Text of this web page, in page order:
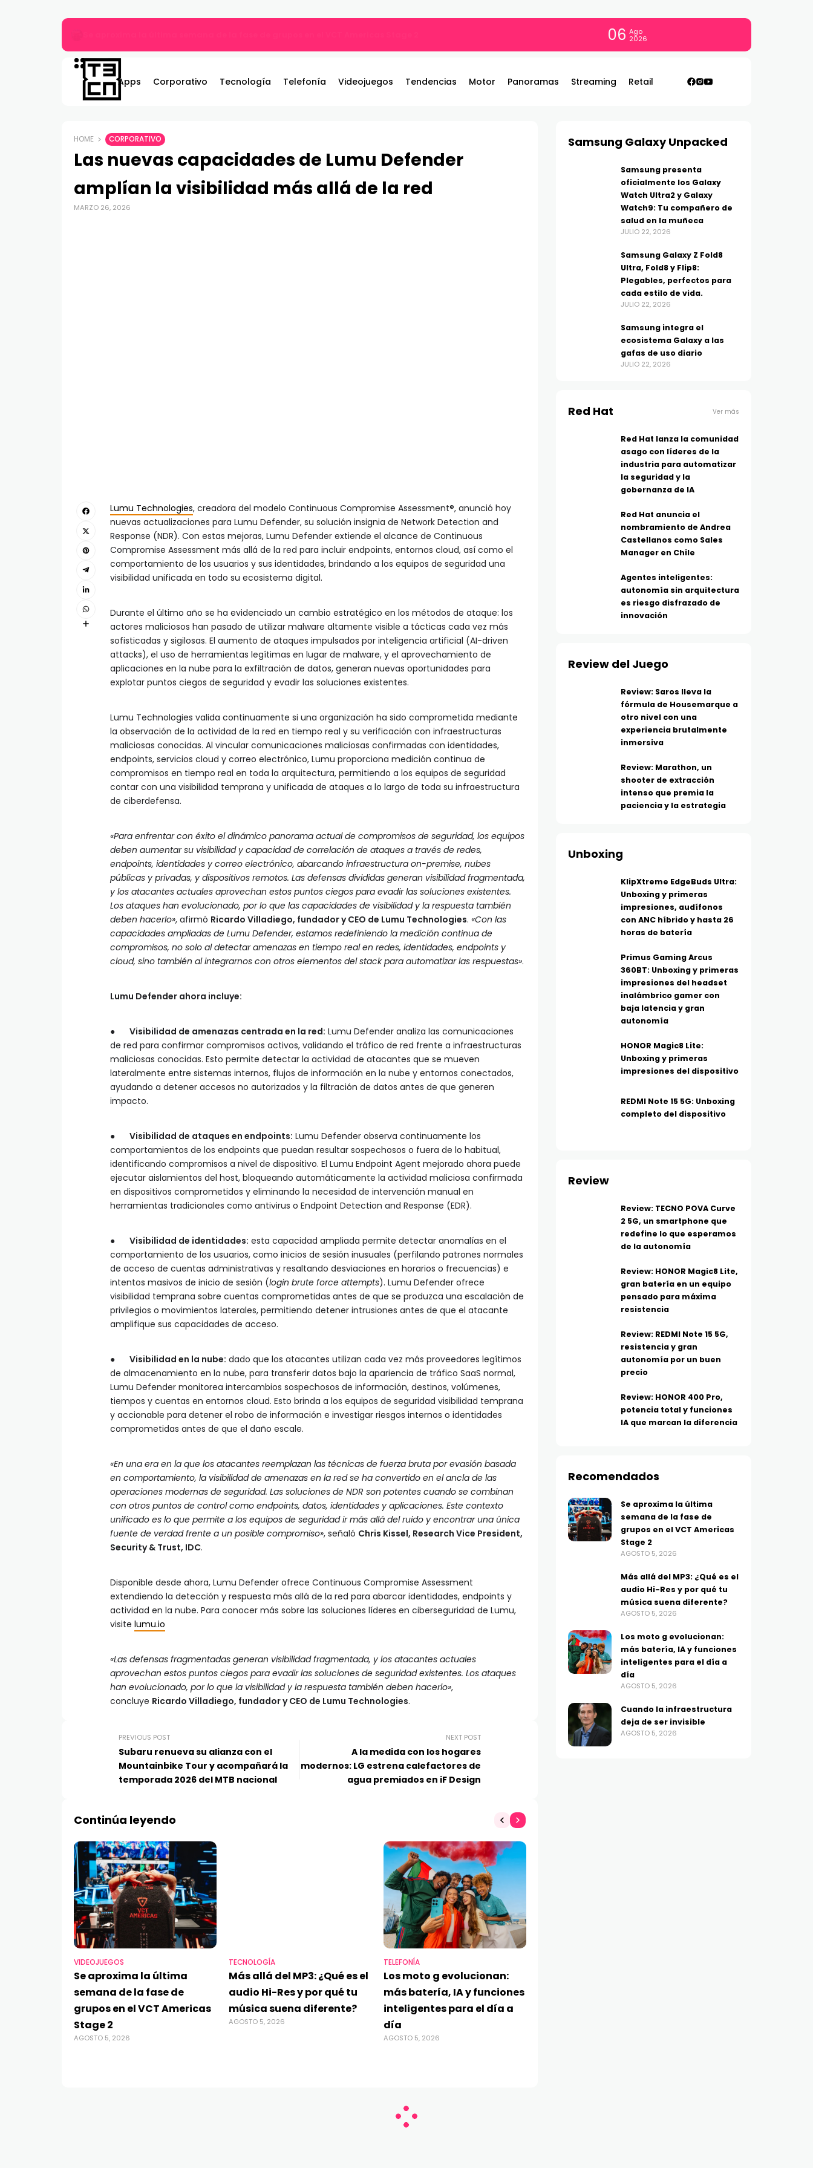
06 Ago
2026
Apps Corporativo Tecnología Telefonía Videojuegos Tendencias Motor Panoramas Streaming Retail
HOME CORPORATIVO
Las nuevas capacidades de Lumu Defender
amplían la visibilidad más allá de la red
MARZO 26, 2026
Lumu Technologies, creadora del modelo Continuous Compromise Assessment®, anunció hoy
nuevas actualizaciones para Lumu Defender, su solución insignia de Network Detection and
Response (NDR). Con estas mejoras, Lumu Defender extiende el alcance de Continuous
Compromise Assessment más allá de la red para incluir endpoints, entornos cloud, así como el
comportamiento de los usuarios y sus identidades, brindando a los equipos de seguridad una
visibilidad unificada en todo su ecosistema digital.
Durante el último año se ha evidenciado un cambio estratégico en los métodos de ataque: los
actores maliciosos han pasado de utilizar malware altamente visible a tácticas cada vez más
sofisticadas y sigilosas. El aumento de ataques impulsados por inteligencia artificial (AI-driven
attacks), el uso de herramientas legítimas en lugar de malware, y el aprovechamiento de
aplicaciones en la nube para la exfiltración de datos, generan nuevas oportunidades para
explotar puntos ciegos de seguridad y evadir las soluciones existentes.
Lumu Technologies valida continuamente si una organización ha sido comprometida mediante
la observación de la actividad de la red en tiempo real y su verificación con infraestructuras
maliciosas conocidas. Al vincular comunicaciones maliciosas confirmadas con identidades,
endpoints, servicios cloud y correo electrónico, Lumu proporciona medición continua de
compromisos en tiempo real en toda la arquitectura, permitiendo a los equipos de seguridad
contar con una visibilidad temprana y unificada de ataques a lo largo de toda su infraestructura
de ciberdefensa.
«Para enfrentar con éxito el dinámico panorama actual de compromisos de seguridad, los equipos
deben aumentar su visibilidad y capacidad de correlación de ataques a través de redes,
endpoints, identidades y correo electrónico, abarcando infraestructura on-premise, nubes
públicas y privadas, y dispositivos remotos. Las defensas divididas generan visibilidad fragmentada,
y los atacantes actuales aprovechan estos puntos ciegos para evadir las soluciones existentes.
Los ataques han evolucionado, por lo que las capacidades de visibilidad y la respuesta también
deben hacerlo», afirmó Ricardo Villadiego, fundador y CEO de Lumu Technologies. «Con las
capacidades ampliadas de Lumu Defender, estamos redefiniendo la medición continua de
compromisos, no solo al detectar amenazas en tiempo real en redes, identidades, endpoints y
cloud, sino también al integrarnos con otros elementos del stack para automatizar las respuestas».
Lumu Defender ahora incluye:
● Visibilidad de amenazas centrada en la red: Lumu Defender analiza las comunicaciones
de red para confirmar compromisos activos, validando el tráfico de red frente a infraestructuras
maliciosas conocidas. Esto permite detectar la actividad de atacantes que se mueven
lateralmente entre sistemas internos, flujos de información en la nube y entornos conectados,
ayudando a detener accesos no autorizados y la filtración de datos antes de que generen
impacto.
● Visibilidad de ataques en endpoints: Lumu Defender observa continuamente los
comportamientos de los endpoints que puedan resultar sospechosos o fuera de lo habitual,
identificando compromisos a nivel de dispositivo. El Lumu Endpoint Agent mejorado ahora puede
ejecutar aislamientos del host, bloqueando automáticamente la actividad maliciosa confirmada
en dispositivos comprometidos y eliminando la necesidad de intervención manual en
herramientas tradicionales como antivirus o Endpoint Detection and Response (EDR).
● Visibilidad de identidades: esta capacidad ampliada permite detectar anomalías en el
comportamiento de los usuarios, como inicios de sesión inusuales (perfilando patrones normales
de acceso de cuentas administrativas y resaltando desviaciones en horarios o frecuencias) e
intentos masivos de inicio de sesión (login brute force attempts). Lumu Defender ofrece
visibilidad temprana sobre cuentas comprometidas antes de que se produzca una escalación de
privilegios o movimientos laterales, permitiendo detener intrusiones antes de que el atacante
amplifique sus capacidades de acceso.
● Visibilidad en la nube: dado que los atacantes utilizan cada vez más proveedores legítimos
de almacenamiento en la nube, para transferir datos bajo la apariencia de tráfico SaaS normal,
Lumu Defender monitorea intercambios sospechosos de información, destinos, volúmenes,
tiempos y cuentas en entornos cloud. Esto brinda a los equipos de seguridad visibilidad temprana
y accionable para detener el robo de información e investigar riesgos internos o identidades
comprometidas antes de que el daño escale.
«En una era en la que los atacantes reemplazan las técnicas de fuerza bruta por evasión basada
en comportamiento, la visibilidad de amenazas en la red se ha convertido en el ancla de las
operaciones modernas de seguridad. Las soluciones de NDR son potentes cuando se combinan
con otros puntos de control como endpoints, datos, identidades y aplicaciones. Este contexto
unificado es lo que permite a los equipos de seguridad ir más allá del ruido y encontrar una única
fuente de verdad frente a un posible compromiso», señaló Chris Kissel, Research Vice President,
Security & Trust, IDC.
Disponible desde ahora, Lumu Defender ofrece Continuous Compromise Assessment
extendiendo la detección y respuesta más allá de la red para abarcar identidades, endpoints y
actividad en la nube. Para conocer más sobre las soluciones líderes en ciberseguridad de Lumu,
visite lumu.io
«Las defensas fragmentadas generan visibilidad fragmentada, y los atacantes actuales
aprovechan estos puntos ciegos para evadir las soluciones de seguridad existentes. Los ataques
han evolucionado, por lo que la visibilidad y la respuesta también deben hacerlo»,
concluye Ricardo Villadiego, fundador y CEO de Lumu Technologies.
PREVIOUS POST
Subaru renueva su alianza con el
Mountainbike Tour y acompañará la
temporada 2026 del MTB nacional
NEXT POST
A la medida con los hogares
modernos: LG estrena calefactores de
agua premiados en iF Design
Continúa leyendo
VIDEOJUEGOS
Se aproxima la última
semana de la fase de
grupos en el VCT Americas
Stage 2
AGOSTO 5, 2026
TECNOLOGÍA
Más allá del MP3: ¿Qué es el
audio Hi-Res y por qué tu
música suena diferente?
AGOSTO 5, 2026
TELEFONÍA
Los moto g evolucionan:
más batería, IA y funciones
inteligentes para el día a
día
AGOSTO 5, 2026
Samsung Galaxy Unpacked
Samsung presenta
oficialmente los Galaxy
Watch Ultra2 y Galaxy
Watch9: Tu compañero de
salud en la muñeca
JULIO 22, 2026
Samsung Galaxy Z Fold8
Ultra, Fold8 y Flip8:
Plegables, perfectos para
cada estilo de vida.
JULIO 22, 2026
Samsung integra el
ecosistema Galaxy a las
gafas de uso diario
JULIO 22, 2026
Red Hat Ver más
Red Hat lanza la comunidad
asago con líderes de la
industria para automatizar
la seguridad y la
gobernanza de IA
Red Hat anuncia el
nombramiento de Andrea
Castellanos como Sales
Manager en Chile
Agentes inteligentes:
autonomía sin arquitectura
es riesgo disfrazado de
innovación
Review del Juego
Review: Saros lleva la
fórmula de Housemarque a
otro nivel con una
experiencia brutalmente
inmersiva
Review: Marathon, un
shooter de extracción
intenso que premia la
paciencia y la estrategia
Unboxing
KlipXtreme EdgeBuds Ultra:
Unboxing y primeras
impresiones, audífonos
con ANC híbrido y hasta 26
horas de batería
Primus Gaming Arcus
360BT: Unboxing y primeras
impresiones del headset
inalámbrico gamer con
baja latencia y gran
autonomía
HONOR Magic8 Lite:
Unboxing y primeras
impresiones del dispositivo
REDMI Note 15 5G: Unboxing
completo del dispositivo
Review
Review: TECNO POVA Curve
2 5G, un smartphone que
redefine lo que esperamos
de la autonomía
Review: HONOR Magic8 Lite,
gran batería en un equipo
pensado para máxima
resistencia
Review: REDMI Note 15 5G,
resistencia y gran
autonomía por un buen
precio
Review: HONOR 400 Pro,
potencia total y funciones
IA que marcan la diferencia
Recomendados
Se aproxima la última
semana de la fase de
grupos en el VCT Americas
Stage 2
AGOSTO 5, 2026
Más allá del MP3: ¿Qué es el
audio Hi-Res y por qué tu
música suena diferente?
AGOSTO 5, 2026
Los moto g evolucionan:
más batería, IA y funciones
inteligentes para el día a
día
AGOSTO 5, 2026
Cuando la infraestructura
deja de ser invisible
AGOSTO 5, 2026